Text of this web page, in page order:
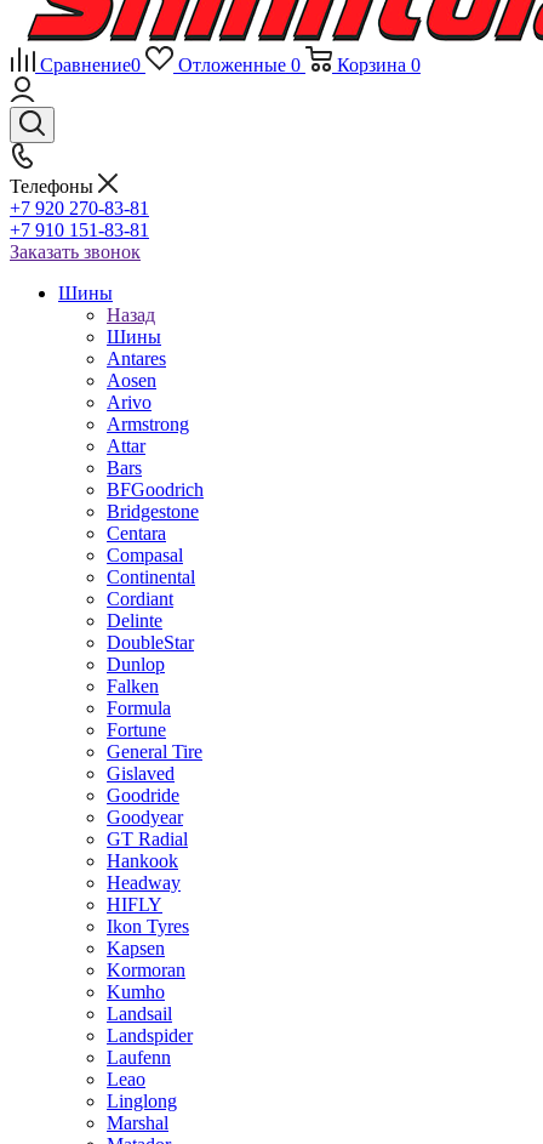
Сравнение0 Отложенные 0 Корзина 0
Телефоны
+7 920 270-83-81
+7 910 151-83-81
Заказать звонок
Шины
Назад
Шины
Antares
Aosen
Arivo
Armstrong
Attar
Bars
BFGoodrich
Bridgestone
Centara
Compasal
Continental
Cordiant
Delinte
DoubleStar
Dunlop
Falken
Formula
Fortune
General Tire
Gislaved
Goodride
Goodyear
GT Radial
Hankook
Headway
HIFLY
Ikon Tyres
Kapsen
Kormoran
Kumho
Landsail
Landspider
Laufenn
Leao
Linglong
Marshal